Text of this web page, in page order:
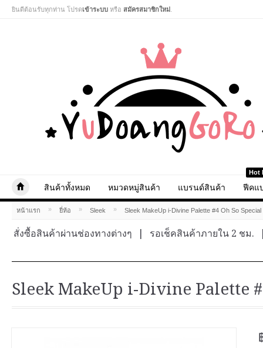
ยินดีต้อนรับทุกท่าน โปรดเข้าระบบ หรือ สมัครสมาชิกใหม่
สินค้าทั้งหมด หมวดหมู่สินค้า แบรนด์สินค้า
Hot
ฟีคแ
หน้าแรก » ยี่ห้อ » Sleek » Sleek MakeUp i-Divine Palette #4 Oh So Special
สั่งซื้อสินค้าผ่านช่องทางต่างๆ รอเช็คสินค้าภายใน 2 ชม.
Sleek MakeUp i-Divine Palette